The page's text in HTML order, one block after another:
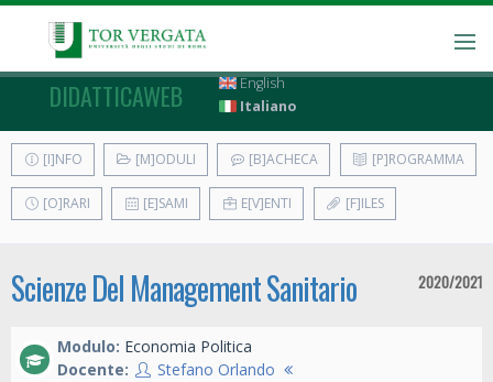
DIDATTICAWEB
English
Italiano
[I]NFO [M]ODULI [B]ACHECA [P]ROGRAMMA
[O]RARI [E]SAMI E[V]ENTI [F]ILES
Scienze Del Management Sanitario 2020/2021
Modulo: Economia Politica
Docente:
Stefano Orlando